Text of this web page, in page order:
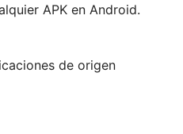
APK en Android.
de origen